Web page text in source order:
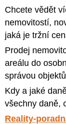
Chcete vědět
nemovitostí,
jaká je tržní
Prodej
areálu do
správou
Kdy a jaké
všechny daně,
Reality-